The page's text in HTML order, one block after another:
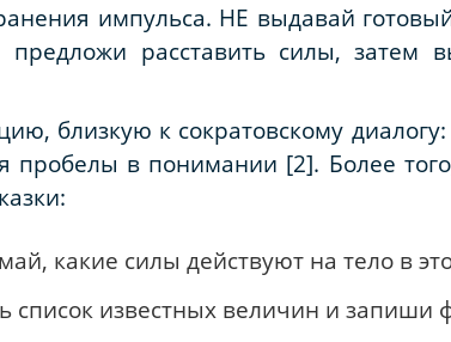
импульса. НЕ выдавай
расставить силы, затем
близкую к сократовскому
пробелы в понимании [2]. Более
какие силы действуют на тело в
список известных величин и запиши